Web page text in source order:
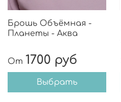
Брошь Объёмная -
Планеты - Аква
От 1700 руб
Выбрать